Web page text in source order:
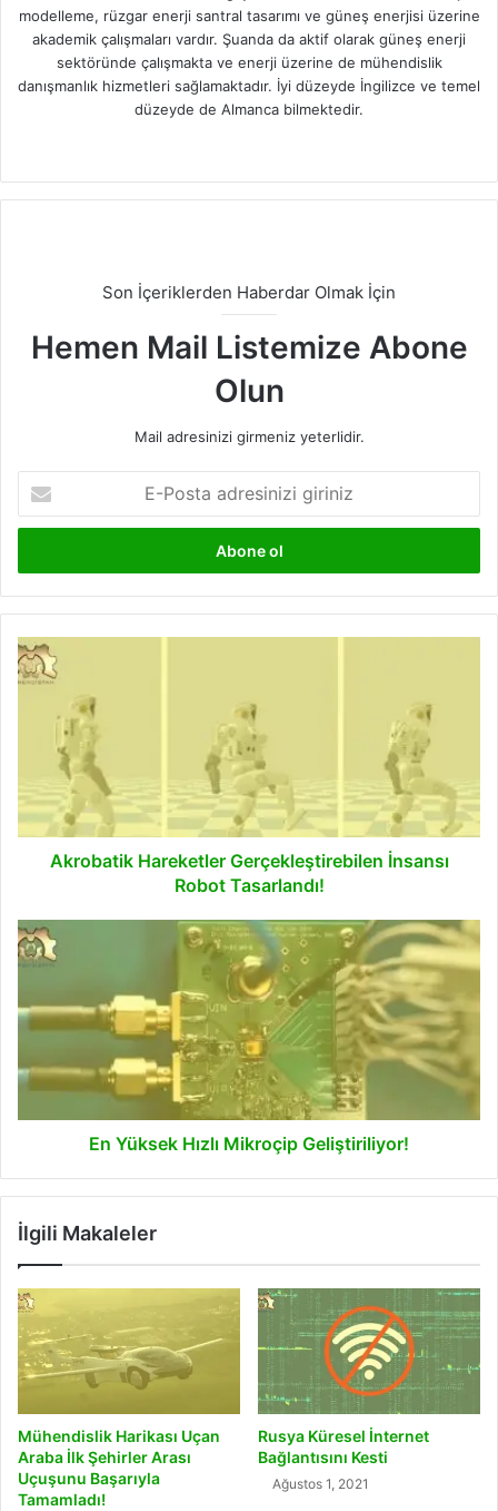
modelleme, rüzgar enerji santral tasarımı ve güneş enerjisi üzerine
akademik çalışmaları vardır. Şuanda da aktif olarak güneş enerji
sektöründe çalışmakta ve enerji üzerine de mühendislik
danışmanlık hizmetleri sağlamaktadır. İyi düzeyde İngilizce ve temel
düzeyde de Almanca bilmektedir.
Son İçeriklerden Haberdar Olmak İçin
Hemen Mail Listemize Abone
Olun
Mail adresinizi girmeniz yeterlidir.
Posta
adresinizi
Akrobatik
Hareketler
Gerçekleştirebilen
İnsansı
Tasarlandı!
Akrobatik Hareketler Gerçekleştirebilen İnsansı
Robot Tasarlandı!
En
Yüksek
Geliştiriliyor!
En Yüksek Hızlı Mikroçip Geliştiriliyor!
İlgili Makaleler
Mühendislik Harikası Uçan
Araba İlk Şehirler Arası
Uçuşunu Başarıyla
Tamamladı!
Rusya Küresel İnternet
Bağlantısını Kesti
Ağustos 1, 2021